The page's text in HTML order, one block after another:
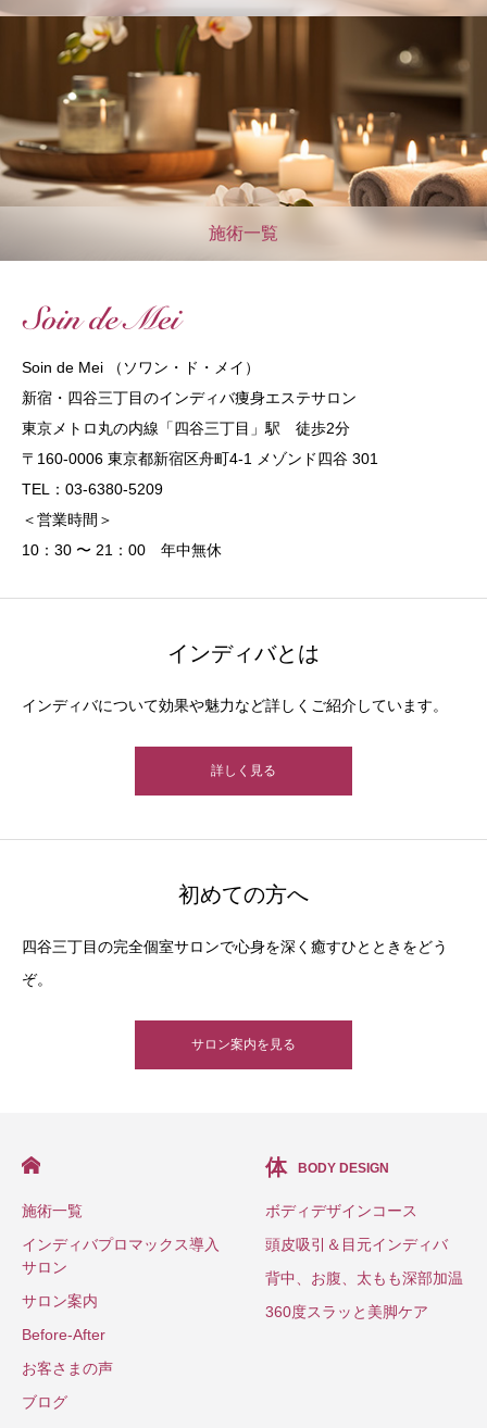
施術一覧
Soin de Mei （ソワン・ド・メイ）
新宿・四谷三丁目のインディバ痩身エステサロン
東京メトロ丸の内線「四谷三丁目」駅 徒歩2分
〒160-0006 東京都新宿区舟町4-1 メゾンド四谷 301
TEL：03-6380-5209
＜営業時間＞
10：30 〜 21：00 年中無休
インディバとは
インディバについて効果や魅力など詳しくご紹介しています。
詳しく見る
初めての方へ
四谷三丁目の完全個室サロンで心身を深く癒すひとときをどう
ぞ。
サロン案内を見る
施術一覧
インディバプロマックス導入
サロン
サロン案内
Before-After
お客さまの声
ブログ
体 BODY DESIGN
ボディデザインコース
頭皮吸引＆目元インディバ
背中、お腹、太もも深部加温
360度スラッと美脚ケア